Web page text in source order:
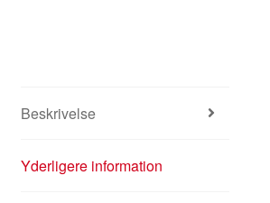
Beskrivelse
Yderligere information